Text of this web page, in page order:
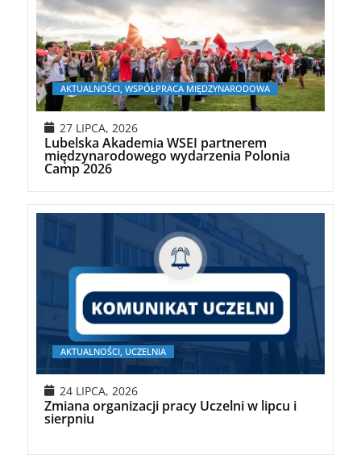
AKTUALNOŚCI, WSPÓŁPRACA MIĘDZYNARODOWA
27 LIPCA, 2026
Lubelska Akademia WSEI partnerem
międzynarodowego wydarzenia Polonia
Camp 2026
AKTUALNOŚCI, UCZELNIA
24 LIPCA, 2026
Zmiana organizacji pracy Uczelni w lipcu i
sierpniu